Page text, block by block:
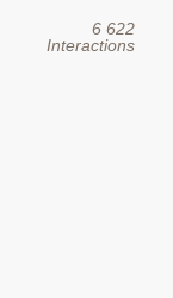
6 622
Interactions